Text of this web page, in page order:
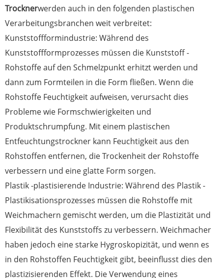
Trocknerwerden auch in den folgenden plastischen
Verarbeitungsbranchen weit verbreitet:
Kunststoffformindustrie: Während des
Kunststoffformprozesses müssen die Kunststoff -
Rohstoffe auf den Schmelzpunkt erhitzt werden und
dann zum Formteilen in die Form fließen. Wenn die
Rohstoffe Feuchtigkeit aufweisen, verursacht dies
Probleme wie Formschwierigkeiten und
Produktschrumpfung. Mit einem plastischen
Entfeuchtungstrockner kann Feuchtigkeit aus den
Rohstoffen entfernen, die Trockenheit der Rohstoffe
verbessern und eine glatte Form sorgen.
Plastik -plastisierende Industrie: Während des Plastik -
Plastikisationsprozesses müssen die Rohstoffe mit
Weichmachern gemischt werden, um die Plastizität und
Flexibilität des Kunststoffs zu verbessern. Weichmacher
haben jedoch eine starke Hygroskopizität, und wenn es
in den Rohstoffen Feuchtigkeit gibt, beeinflusst dies den
plastizisierenden Effekt. Die Verwendung eines